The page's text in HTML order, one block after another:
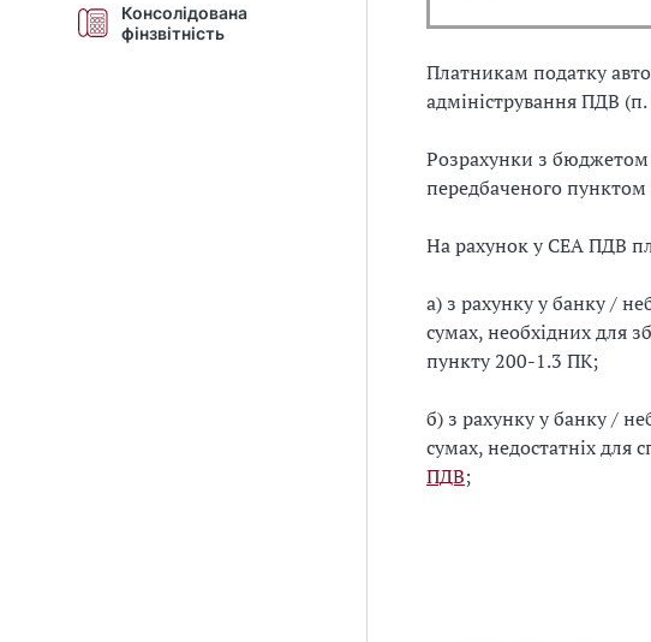
Консолідована
фінзвітність
Платникам податку
адміністрування ПДВ
Розрахунки з
передбаченого
На рахунок у СЕА ПДВ
а) з рахунку у банку /
сумах, необхідних для
пункту 200-1.3 ПК;
б) з рахунку у банку /
сумах, недостатніх для
ПДВ;